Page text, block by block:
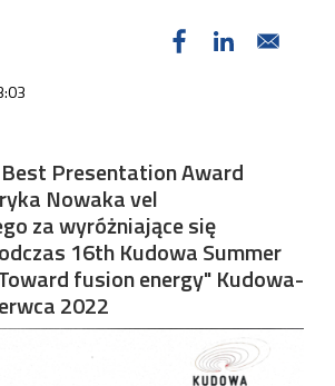
Presentation Award
Nowaka vel
za wyróżniające się
16th Kudowa Summer
fusion energy" Kudowa-
2022